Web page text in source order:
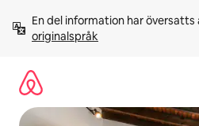
innehåll
En del information har
originalspråk